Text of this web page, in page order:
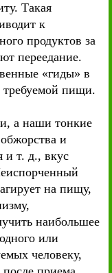
Такая
к
продуктов за
переедание.
«гиды» в
требуемой пищи.
а наши тонкие
и
и т. д., вкус
на пищу,
наибольшее
или
человеку,